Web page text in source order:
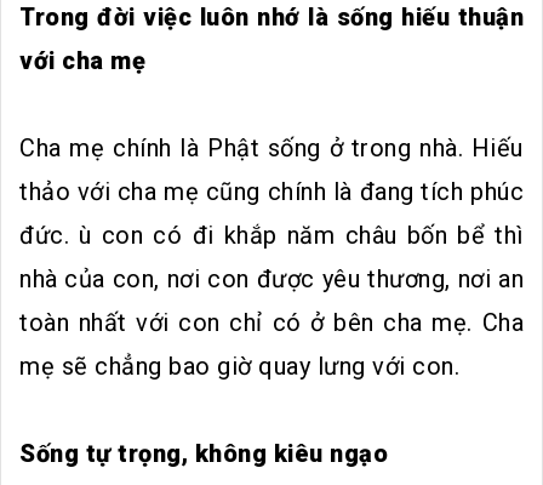
Trong đời việc luôn nhớ là sống hiếu thuận
với cha mẹ
Cha mẹ chính là Phật sống ở trong nhà. Hiếu
thảo với cha mẹ cũng chính là đang tích phúc
đức. ù con có đi khắp năm châu bốn bể thì
nhà của con, nơi con được yêu thương, nơi an
toàn nhất với con chỉ có ở bên cha mẹ. Cha
mẹ sẽ chẳng bao giờ quay lưng với con.
Sống tự trọng, không kiêu ngạo